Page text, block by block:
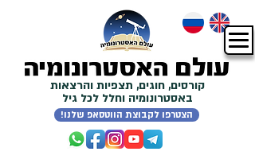
קורסים, חוגים, תצפיות והרצאות
באסטרונומיה וחלל לכל גיל
!הצטרפו לקבוצת הווטסאפ שלנו